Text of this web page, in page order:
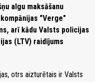
algu maksāšanu
"Verge"
arī kādu Valsts policijas
(LTV) raidījums
otrs aizturētais ir Valsts